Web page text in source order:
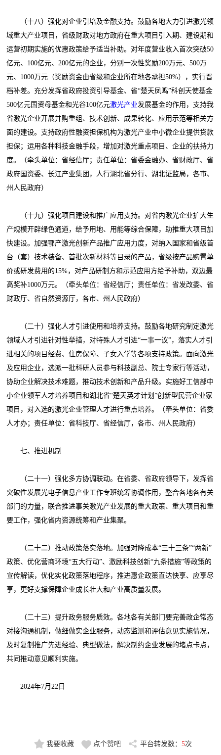
（十八）强化对企业引培及金融支持。鼓励各地大力引进激光领
域重大产业项目，省级财政对地方政府在重大项目引入期、建设期和
运营初期实施的优惠政策给予适当补助。对年度营业收入首次突破50
亿元、100亿元、200亿元的企业，分别一次性奖励200万元、500万
元、1000万元（奖励资金由省级和企业所在地各承担50%），实行晋
档补差。充分发挥省政府投资引导基金、省“楚天凤鸣”科创天使基金
500亿元国资母基金和光谷100亿元激光产业发展基金的作用，支持我
省激光企业开展并购重组、技术创新、成果转化、应用示范等相关方
面的建设。支持政府性融资担保机构为激光产业中小微企业提供贷款
担保；运用各种科技金融手段，增加对激光重点项目、企业的扶持力
度。（牵头单位：省经信厅；责任单位：省委金融办、省财政厅、省
政府国资委、长江产业集团，人行湖北省分行、湖北证监局，各市、
州人民政府）
（十九）强化项目建设和推广应用支持。对省内激光企业扩大生
产规模开辟绿色通道，给予用地、用能等综合保障，助推重大项目加
快建设。加强鄂产激光创新产品推广应用力度，对纳入国家和省级首
台（套）技术装备、首批次新材料等目录的产品，省级按产品购置单
价或研发费用的15%，对产品研制方和示范应用方给予补助，双边最
高奖补1000万元。（牵头单位：省经信厅；责任单位：省发改委、省
财政厅、省自然资源厅，各市、州人民政府）
（二十）强化人才引进使用和培养支持。鼓励各地研究制定激光
领域人才引进针对性举措，对特殊人才引进“一事一议”，落实人才引
进相关的项目经费、住房保障、子女入学等各项支持政策。面向激光
及应用企业，选派一批科研人员参与科技副总、院士专家行等活动，
协助企业解决技术难题，推动技术创新和产品升级。实施好工信部中
小企业领军人才培养项目和湖北省“楚天英才计划”创新型民营企业家
项目，对入选的激光企业管理人才进行重点培养。（牵头单位：省委
人才办；责任单位：省科技厅、省经信厅，各市、州人民政府）
七、推进机制
（二十一）强化多方协调联动。在省委、省政府领导下，发挥省
突破性发展光电子信息产业工作专班统筹协调作用，整合各地各有关
部门的力量，联合推进事关激光产业发展的重大政策、重大项目和重
要工作，强化省内资源统筹和产业集聚。
（二十二）推动政策落实落地。加强对降成本“三十三条”“两新”
政策、优化营商环境“五大行动”、激励科技创新“九条措施”等政策的
宣传解读，优化实化政策落地程序，推进惠企政策直达快享、应享尽
享，更好支撑保障企业成长壮大和产业高质量发展。
（二十三）提升政务服务质效。各地各有关部门要完善政企常态
对接沟通机制，做细做实企业服务，动态监测和评估意见实施情况，
及时复制推广先进经验、典型做法，解决制约企业发展的堵点卡点，
共同推动意见顺利实施。
2024年7月22日
我要收藏 点个赞吧 平台转发数： 5次